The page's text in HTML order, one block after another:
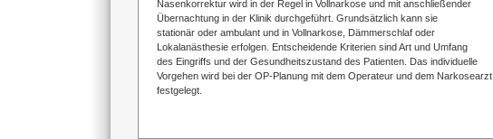
Nasenkorrektur wird in der Regel in Vollnarkose und mit anschließender
Übernachtung in der Klinik durchgeführt. Grundsätzlich kann sie
stationär oder ambulant und in Vollnarkose, Dämmerschlaf oder
Lokalanästhesie erfolgen. Entscheidende Kriterien sind Art und Umfang
des Eingriffs und der Gesundheitszustand des Patienten. Das individuelle
Vorgehen wird bei der OP-Planung mit dem Operateur und dem Narkosearzt
festgelegt.